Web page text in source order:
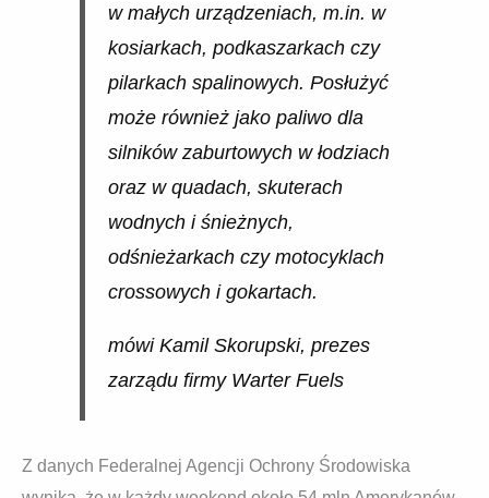
w małych urządzeniach, m.in. w
kosiarkach, podkaszarkach czy
pilarkach spalinowych. Posłużyć
może również jako paliwo dla
silników zaburtowych w łodziach
oraz w quadach, skuterach
wodnych i śnieżnych,
odśnieżarkach czy motocyklach
crossowych i gokartach.
mówi Kamil Skorupski, prezes
zarządu firmy Warter Fuels
Z danych Federalnej Agencji Ochrony Środowiska